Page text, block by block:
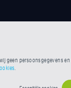
geen persoonsgegevens
.